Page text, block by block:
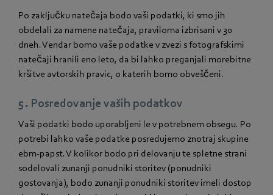
Po zaključku natečaja bodo vaši podatki, ki smo jih
obdelali za namene natečaja, praviloma izbrisani v 30
dneh. Vendar bomo vaše podatke v zvezi s fotografskimi
natečaji hranili eno leto, da bi lahko preganjali morebitne
kršitve avtorskih pravic, o katerih bomo obveščeni.
5. Posredovanje vaših podatkov
Vaši podatki bodo uporabljeni le v potrebnem obsegu. Po
potrebi lahko vaše podatke posredujemo znotraj skupine
ebm‑papst. V kolikor bodo pri delovanju te spletne strani
sodelovali zunanji ponudniki storitev (ponudniki
gostovanja), bodo zunanji ponudniki storitev imeli dostop